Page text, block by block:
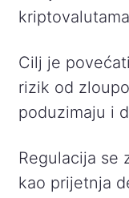
Cilj je
rizik od
poduzimaju i
Regulacija se
kao prijetnja